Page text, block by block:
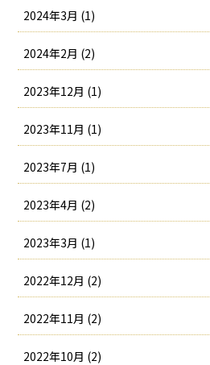
2024年3月 (1)
2024年2月 (2)
2023年12月 (1)
2023年11月 (1)
2023年7月 (1)
2023年4月 (2)
2023年3月 (1)
2022年12月 (2)
2022年11月 (2)
2022年10月 (2)